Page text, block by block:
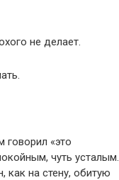
не делает.
говорил «это
чуть усталым.
как на стену, обитую